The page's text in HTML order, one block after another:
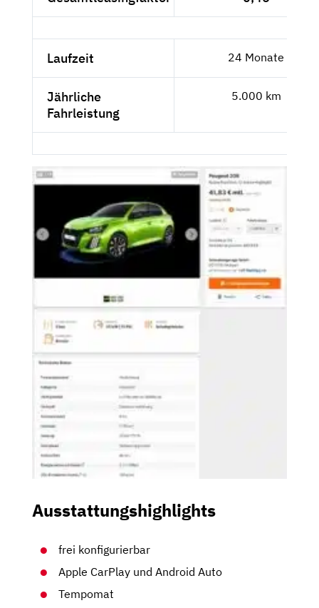
Laufzeit 24 Monate
Jährliche
Fahrleistung
5.000 km
Ausstattungshighlights
frei konfigurierbar
Apple CarPlay und Android Auto
Tempomat